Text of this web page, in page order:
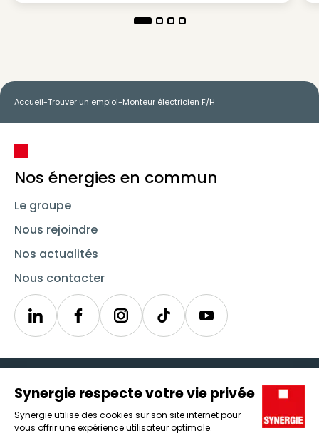
Accueil-Trouver un emploi-Monteur électricien F/H
Nos énergies en commun
Le groupe
Nous rejoindre
Nos actualités
Nous contacter
LinkedinSynergieInstagramTikTok Youtube
Icône d'illustration
Candidats
Entreprises
Icône d'illustration